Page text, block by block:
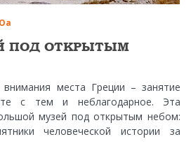
ПОД ОТКРЫТЫМ
места Греции – занятие
с тем и неблагодарное. Эта
музей под открытым небом:
человеческой истории за